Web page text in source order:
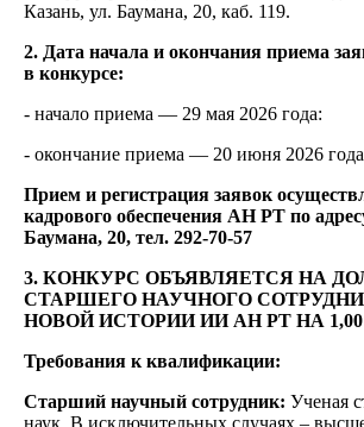
Казань, ул. Баумана, 20, каб. 119.
2. Дата начала и окончания приема
в конкурсе:
- начало приема — 29 мая 2026 года:
- окончание приема — 20 июня 2026
Прием и регистрация заявок
кадрового обеспечения АН РТ по
Баумана, 20, тел. 292-70-57
3. КОНКУРС ОБЪЯВЛЯЕТСЯ НА
СТАРШЕГО НАУЧНОГО
НОВОЙ ИСТОРИИ ИИ АН РТ НА
Требования к квалификации:
Старший научный сотрудник: Ученая
наук. В исключительных случаях –